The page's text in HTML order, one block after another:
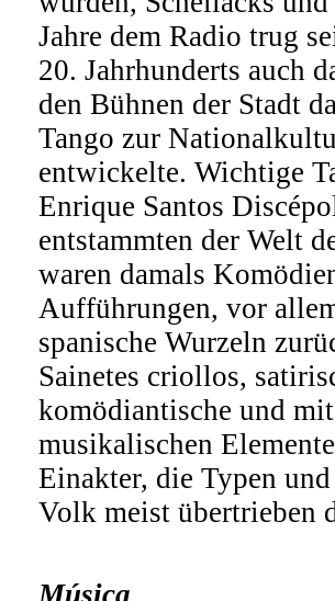
Jahre dem Radio trug
20. Jahrhunderts auch
den Bühnen der Stadt
Tango zur
entwickelte. Wichtige
Enrique Santos
entstammten der Welt
waren damals
Aufführungen, vor
spanische Wurzeln
Sainetes criollos,
komödiantische und
musikalischen
Einakter, die Typen und
Volk meist übertrieben
Música